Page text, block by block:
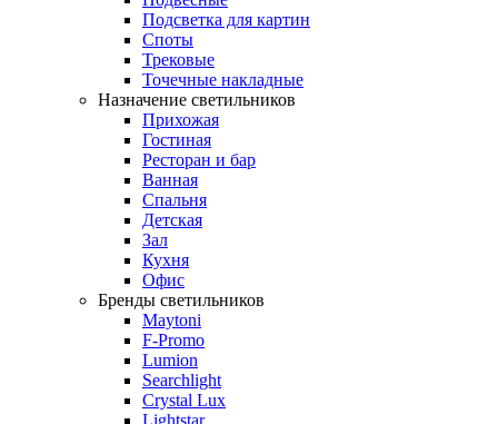
Подсветка для картин
Споты
Трековые
Точечные накладные
Назначение светильников
Прихожая
Гостиная
Ресторан и бар
Ванная
Спальня
Детская
Зал
Кухня
Офис
Бренды светильников
Maytoni
F-Promo
Lumion
Searchlight
Crystal Lux
Lightstar